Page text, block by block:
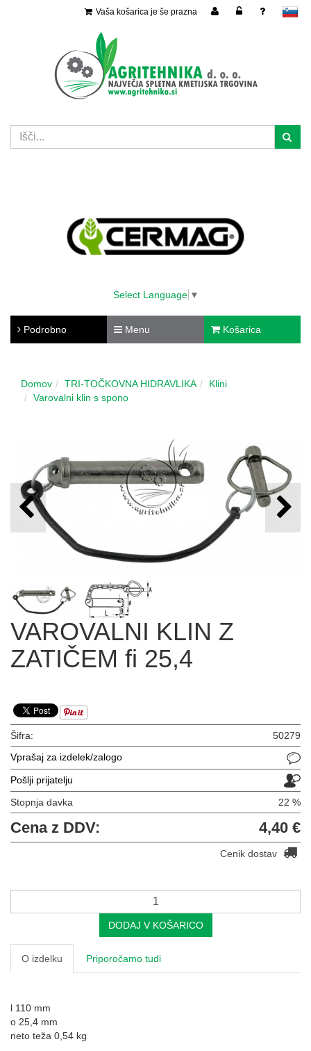
slovensko
Vaša košarica je še prazna
Select Language ▼
Podrobno Menu Košarica
Domov TRI-TOČKOVNA HIDRAVLIKA
Klini
Varovalni klin s spono
VAROVALNI KLIN Z
ZATIČEM fi 25,4
Šifra:
50279
Vprašaj za izdelek/zalogo
Pošlji prijatelju
Stopnja davka 22 %
Cena z DDV: 4,40 €
Cenik dostav
DODAJ V KOŠARICO
O izdelku Priporočamo tudi
l 110 mm
o 25,4 mm
neto teža 0,54 kg